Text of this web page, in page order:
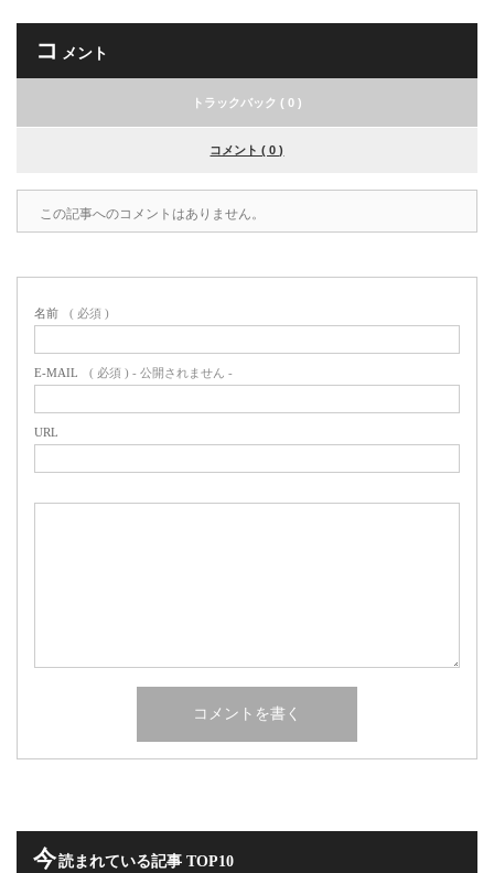
コ メント
トラックバック ( 0 )
コメント ( 0 )
この記事へのコメントはありません。
名前 ( 必須 )
E-MAIL ( 必須 ) - 公開されません -
URL
今読まれている記事 TOP10